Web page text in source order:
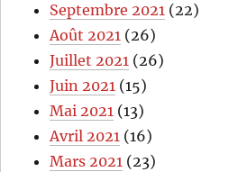
Septembre 2021 (22)
Août 2021 (26)
Juillet 2021 (26)
Juin 2021 (15)
Mai 2021 (13)
Avril 2021 (16)
Mars 2021 (23)